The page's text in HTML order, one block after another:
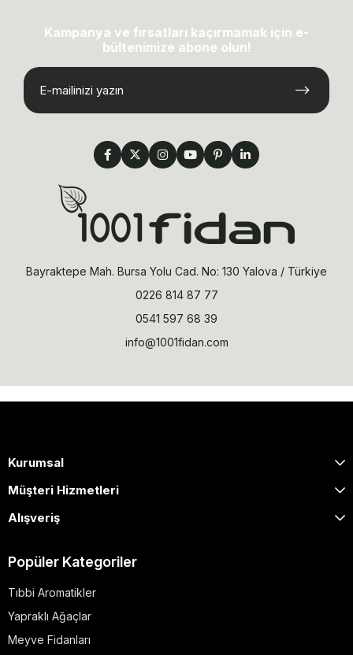
Kampanya ve fırsatları kaçırmamak için e-
bültenimize abone olun!
Bayraktepe Mah. Bursa Yolu Cad. No: 130 Yalova / Türkiye
0226 814 87 77
0541 597 68 39
info@1001fidan.com
Kurumsal
Müşteri Hizmetleri
Alışveriş
Popüler Kategoriler
Tıbbi Aromatikler
Yapraklı Ağaçlar
Meyve Fidanları